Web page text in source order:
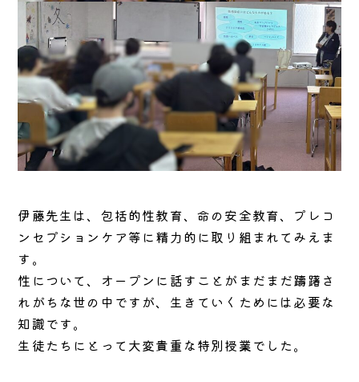
伊藤先生は、包括的性教育、命の安全教育、プレコ
ンセプションケア等に精力的に取り組まれてみえま
す。
性について、オープンに話すことがまだまだ躊躇さ
れがちな世の中ですが、生きていくためには必要な
知識です。
生徒たちにとって大変貴重な特別授業でした。